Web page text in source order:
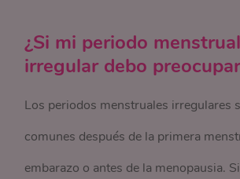
¿Si mi periodo
irregular debo
Los periodos menstruales irregulares
comunes después de la primera
embarazo o antes de la menopausia.